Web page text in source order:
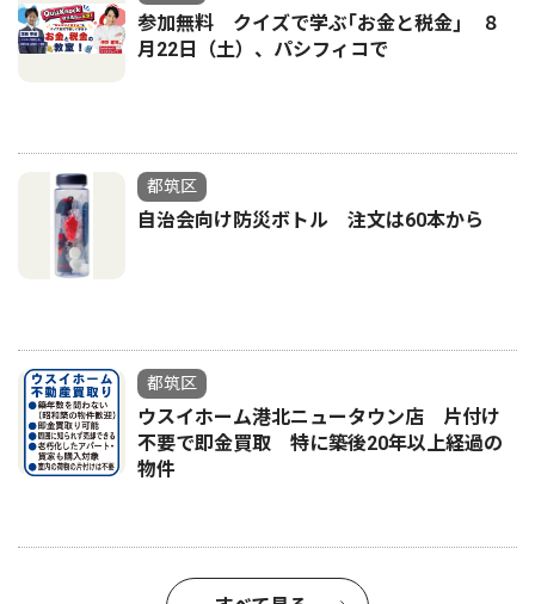
参加無料 クイズで学ぶ｢お金と税金｣ ８
月22日（土）、パシフィコで
都筑区
自治会向け防災ボトル 注文は60本から
都筑区
ウスイホーム港北ニュータウン店 片付け
不要で即金買取 特に築後20年以上経過の
物件